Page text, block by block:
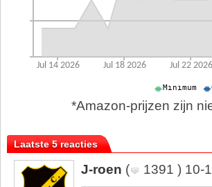
*Amazon-prijzen zijn
Laatste 5 reacties
J-roen ( 1391 ) 10-